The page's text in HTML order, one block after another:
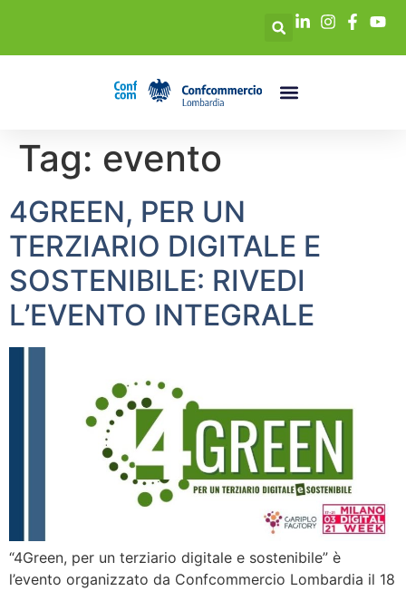
Tag: evento
4GREEN, PER UN
TERZIARIO DIGITALE E
SOSTENIBILE: RIVEDI
L’EVENTO INTEGRALE
“4Green, per un terziario digitale e sostenibile” è
l’evento organizzato da Confcommercio Lombardia il 18